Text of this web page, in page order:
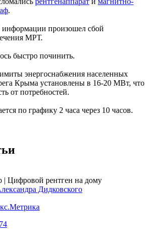
.
информации произошел сбой
МРТ.
быстро починить.
энергоснабжения населенных
Крыма установлены в 16-20 МВт, что
от потребностей.
по графику 2 часа через 10 часов.
Дидковского